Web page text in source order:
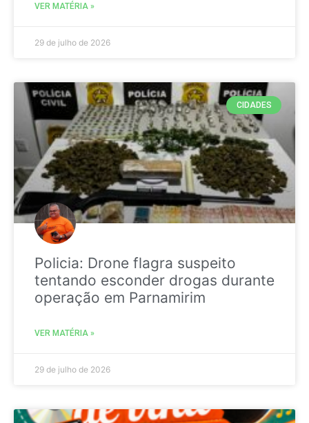
VER MATÉRIA »
29 de julho de 2026
CIDADES
Policia: Drone flagra suspeito
tentando esconder drogas durante
operação em Parnamirim
VER MATÉRIA »
29 de julho de 2026